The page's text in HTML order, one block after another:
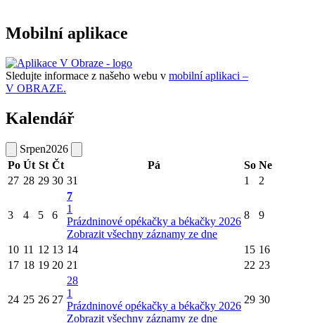
Mobilní aplikace
Sledujte informace z našeho webu v mobilní aplikaci –
V OBRAZE.
Kalendář
Srpen2026
Po Út St Čt Pá So Ne
27 28 29 30 31 1 2
3 4 5 6
7
1
Prázdninové opékačky a békačky 2026
Zobrazit všechny záznamy ze dne
8 9
10 11 12 13 14 15 16
17 18 19 20 21 22 23
24 25 26 27
28
1
Prázdninové opékačky a békačky 2026
Zobrazit všechny záznamy ze dne
29 30